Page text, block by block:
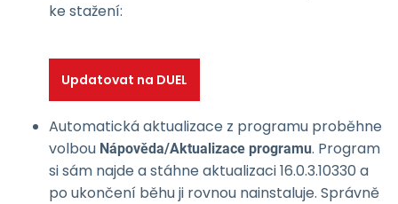
ke stažení:
Updatovat na DUEL
16.0.3
Automatická aktualizace z programu proběhne
volbou Nápověda/Aktu­alizace programu. Program
si sám najde a stáhne aktualizaci 16.0.3.10330 a
po ukončení běhu ji rovnou nainstaluje. Správně